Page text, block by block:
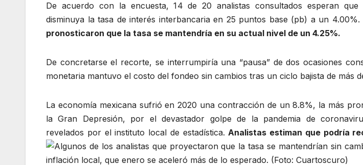
De acuerdo con la encuesta, 14 de 20 analistas consultados esperan
disminuya la tasa de interés interbancaria en 25 puntos base (pb) a un 4.00%.
pronosticaron que la tasa se mantendría en su actual nivel de un 4.25%.
De concretarse el recorte, se interrumpiría una “pausa” de dos ocasiones
monetaria mantuvo el costo del fondeo sin cambios tras un ciclo bajista de más
La economía mexicana sufrió en 2020 una contracción de un 8.8%, la más
la Gran Depresión, por el devastador golpe de la pandemia de
revelados por el instituto local de estadística.Analistas estiman que podría